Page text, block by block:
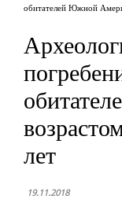
обитателей Южной
лет
19.11.2018